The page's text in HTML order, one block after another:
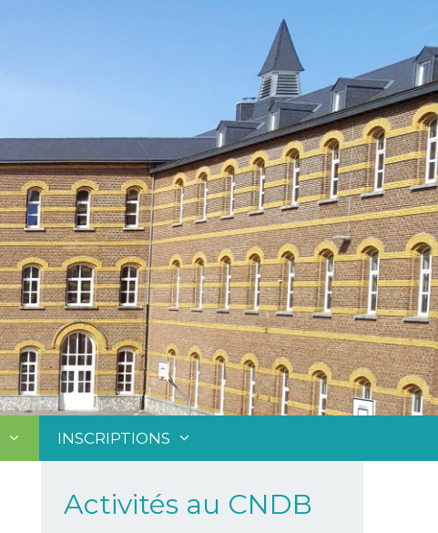
INSCRIPTIONS
Activités au CNDB